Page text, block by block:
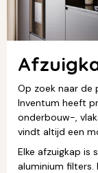
Op zoek naar de
Inventum heeft
onderbouw-,
vindt altijd een
Elke afzuigkap is
aluminium filters.